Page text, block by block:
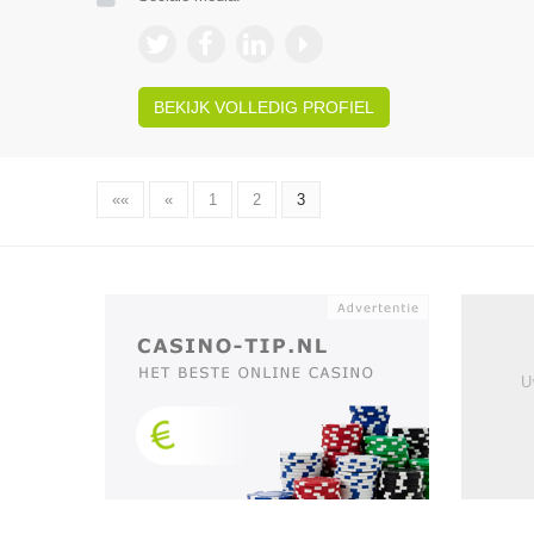
BEKIJK VOLLEDIG PROFIEL
«« « 1 2 3